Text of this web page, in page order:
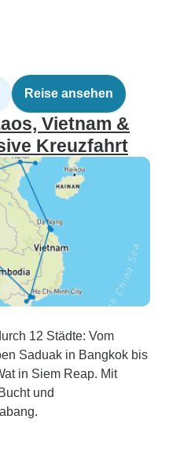
Reise ansehen
Vietnam &
Kreuzfahrt
12 Städte: Vom
Saduak in Bangkok bis
in Siem Reap. Mit
und